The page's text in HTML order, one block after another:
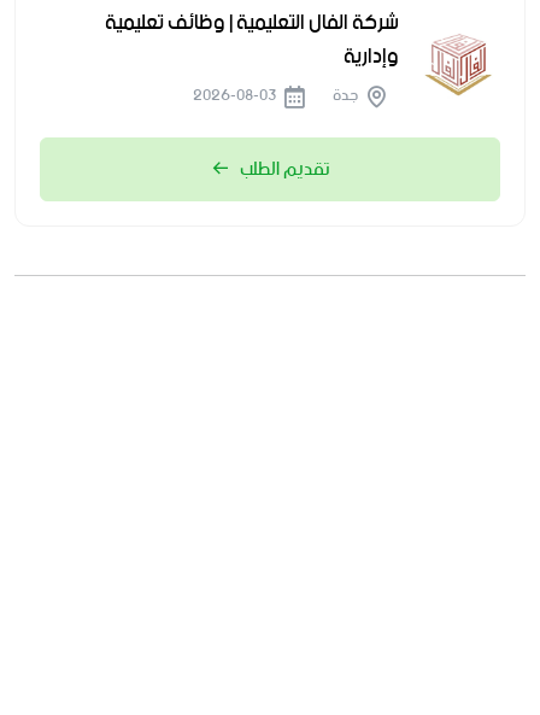
شركة الفال التعليمية | وظائف تعليمية
وإدارية
جدة
تقديم الطلب